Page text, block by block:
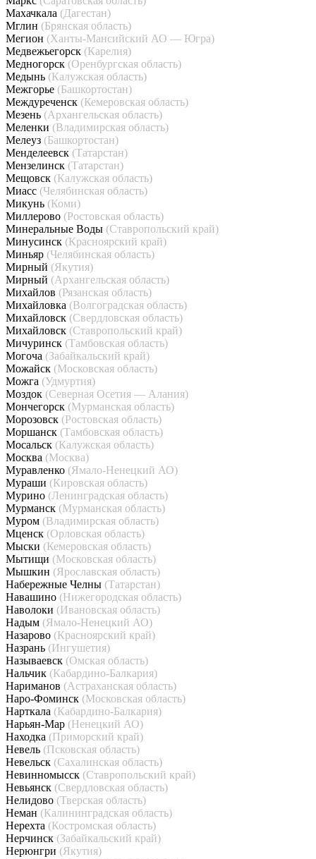
Махачкала (Дагестан)
Мглин (Брянская область)
Мегион (Ханты-Мансийский АО — Югра)
Медвежьегорск (Карелия)
Медногорск (Оренбургская область)
Медынь (Калужская область)
Межгорье (Башкортостан)
Междуреченск (Кемеровская область)
Мезень (Архангельская область)
Меленки (Владимирская область)
Мелеуз (Башкортостан)
Менделеевск (Татарстан)
Мензелинск (Татарстан)
Мещовск (Калужская область)
Миасс (Челябинская область)
Микунь (Коми)
Миллерово (Ростовская область)
Минеральные Воды (Ставропольский край)
Минусинск (Красноярский край)
Миньяр (Челябинская область)
Мирный (Якутия)
Мирный (Архангельская область)
Михайлов (Рязанская область)
Михайловка (Волгоградская область)
Михайловск (Свердловская область)
Михайловск (Ставропольский край)
Мичуринск (Тамбовская область)
Могоча (Забайкальский край)
Можайск (Московская область)
Можга (Удмуртия)
Моздок (Северная Осетия — Алания)
Мончегорск (Мурманская область)
Морозовск (Ростовская область)
Моршанск (Тамбовская область)
Мосальск (Калужская область)
Москва (Москва)
Муравленко (Ямало-Ненецкий АО)
Мураши (Кировская область)
Мурино (Ленинградская область)
Мурманск (Мурманская область)
Муром (Владимирская область)
Мценск (Орловская область)
Мыски (Кемеровская область)
Мытищи (Московская область)
Мышкин (Ярославская область)
Набережные Челны (Татарстан)
Навашино (Нижегородская область)
Наволоки (Ивановская область)
Надым (Ямало-Ненецкий АО)
Назарово (Красноярский край)
Назрань (Ингушетия)
Называевск (Омская область)
Нальчик (Кабардино-Балкария)
Нариманов (Астраханская область)
Наро-Фоминск (Московская область)
Нарткала (Кабардино-Балкария)
Нарьян-Мар (Ненецкий АО)
Находка (Приморский край)
Невель (Псковская область)
Невельск (Сахалинская область)
Невинномысск (Ставропольский край)
Невьянск (Свердловская область)
Нелидово (Тверская область)
Неман (Калининградская область)
Нерехта (Костромская область)
Нерчинск (Забайкальский край)
Нерюнгри (Якутия)